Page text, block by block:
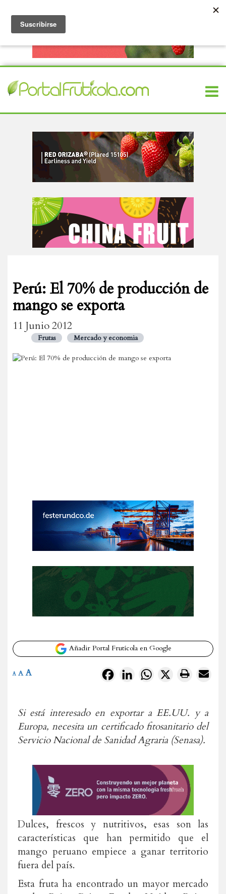
Perú: El 70% de producción de
mango se exporta
11 Junio 2012
Frutas Mercado y economia
Añadir Portal Frutícola en Google
FacebookLinkedInWhatsApp
X
A A A
Si está interesado en exportar a EE.UU. y a
Europa, necesita un certificado fitosanitario del
Servicio Nacional de Sanidad Agraria (Senasa).
Dulces, frescos y nutritivos, esas son las
características que han permitido que el
mango peruano empiece a ganar territorio
fuera del país.
Esta fruta ha encontrado un mayor mercado